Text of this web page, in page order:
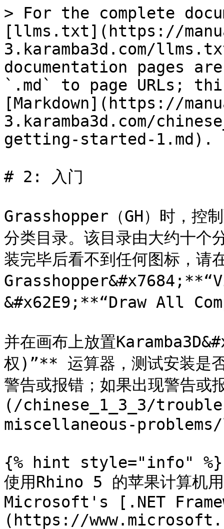
> For the complete
[llms.txt](https://
3.karamba3d.com/
documentation pages
`.md` to page URLs;
[Markdown](https://
3.karamba3d.com/
getting-started-1.md).
# 2: 入门
Grasshopper（GH）时，控
分类目录。该目录由大约十个
装完毕后看不到任何图标，请
&#x62E9;**“Draw All
并在画布上放置
权)”** 运算器，测试安装是
警告或报错；如果出现警告
(/chinese_1_3_3/
miscellaneous-problems/
{% hint style="info" %}
使用Rhino 5 的苹果计算机
Microsoft's [.NET
(https://